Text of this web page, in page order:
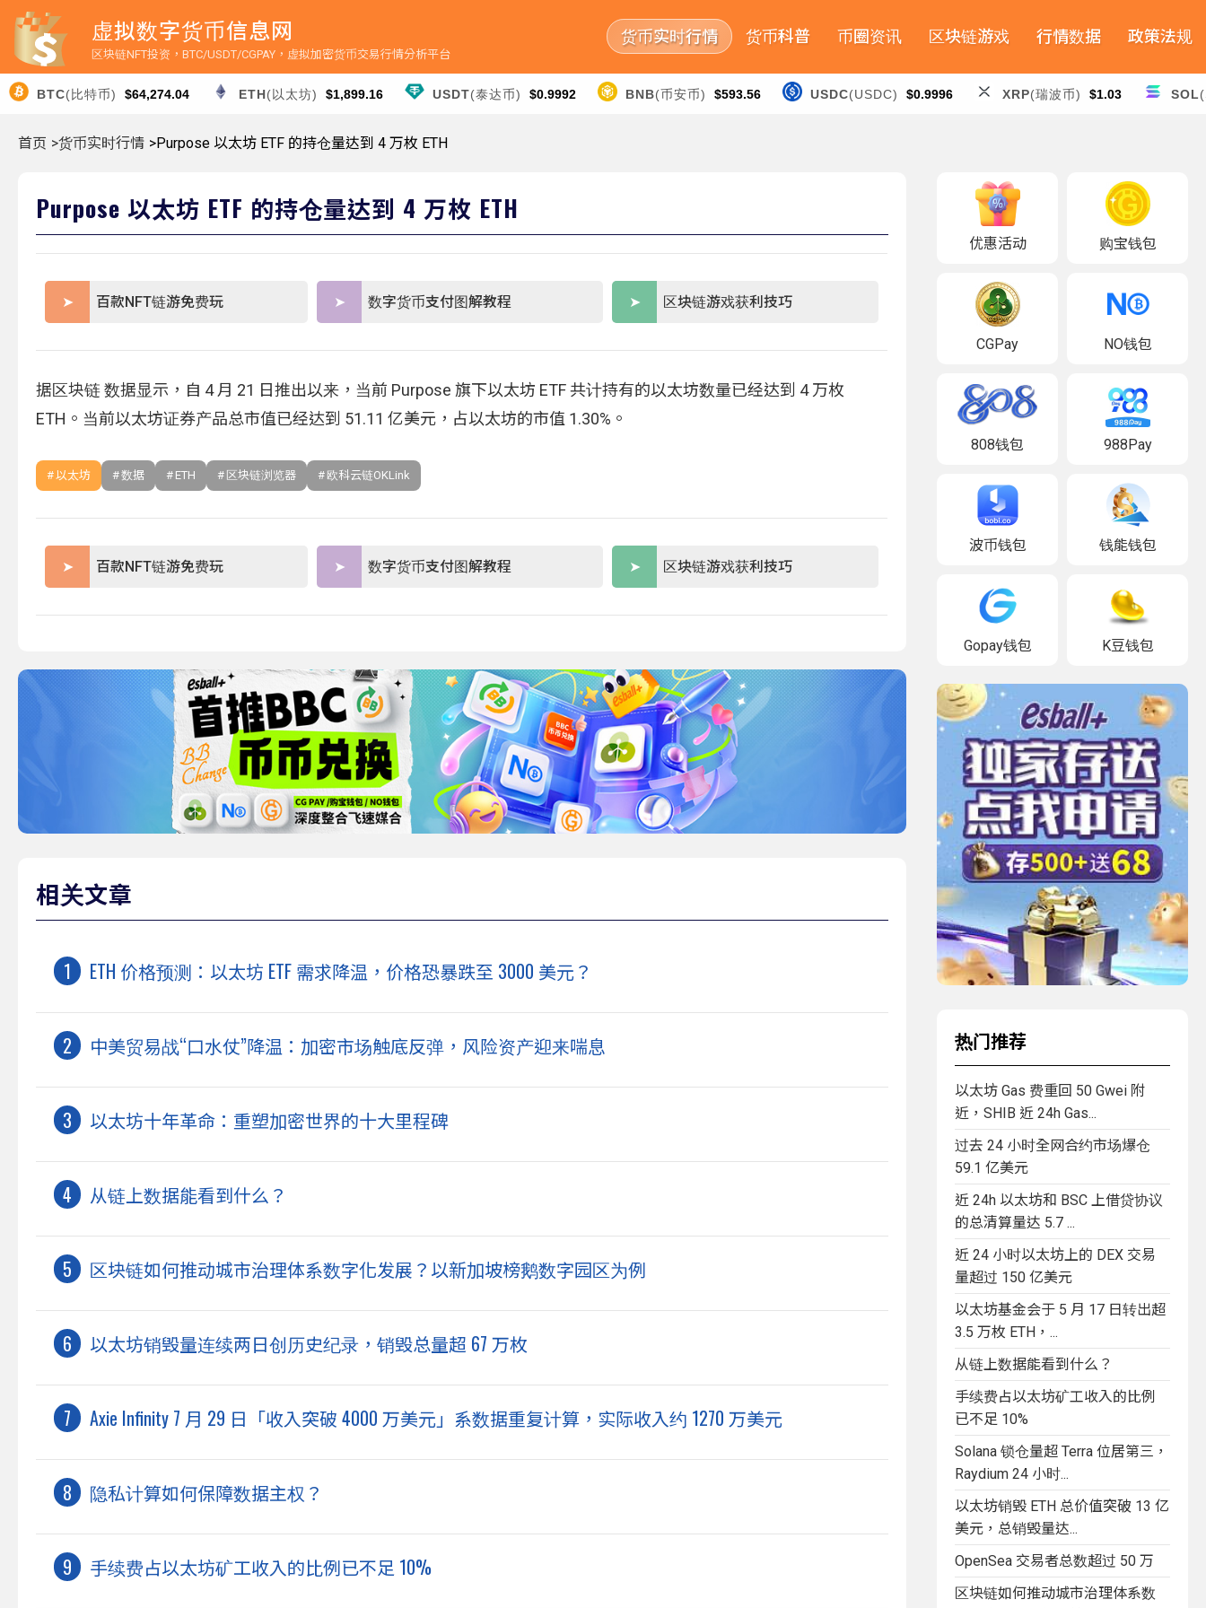
虚拟数字货币信息网
区块链NFT投资，BTC/USDT/CGPAY，虚拟加密货币交易行情分析平台
货币实时行情 货币科普 币圈资讯 区块链游戏 行情数据 政策法规
BTC(比特币) $64,274.04 ETH(以太坊) $1,899.16 USDT(泰达币) $0.9992 BNB(币安币) $593.56 USDC(USDC) $0.9996 XRP(瑞波币) $1.03 SOL
首页 >货币实时行情 >Purpose 以太坊 ETF 的持仓量达到 4 万枚 ETH
Purpose 以太坊 ETF 的持仓量达到 4 万枚 ETH
百款NFT链游免费玩 数字货币支付图解教程 区块链游戏获利技巧
据区块链 数据显示，自 4 月 21 日推出以来，当前 Purpose 旗下以太坊 ETF 共计持有的以太坊数量已经达到 4 万枚
ETH。当前以太坊证券产品总市值已经达到 51.11 亿美元，占以太坊的市值 1.30%。
以太坊 数据 ETH 区块链浏览器 欧科云链OKLink
百款NFT链游免费玩 数字货币支付图解教程 区块链游戏获利技巧
相关文章
ETH 价格预测：以太坊 ETF 需求降温，价格恐暴跌至 3000 美元？
中美贸易战“口水仗”降温：加密市场触底反弹，风险资产迎来喘息
以太坊十年革命：重塑加密世界的十大里程碑
从链上数据能看到什么？
区块链如何推动城市治理体系数字化发展？以新加坡榜鹅数字园区为例
以太坊销毁量连续两日创历史纪录，销毁总量超 67 万枚
Axie Infinity 7 月 29 日「收入突破 4000 万美元」系数据重复计算，实际收入约 1270 万美元
隐私计算如何保障数据主权？
手续费占以太坊矿工收入的比例已不足 10%
优惠活动 购宝钱包
CGPay NO钱包
808钱包 988Pay
波币钱包 钱能钱包
Gopay钱包 K豆钱包
热门推荐
以太坊 Gas 费重回 50 Gwei 附
近，SHIB 近 24h Gas...
过去 24 小时全网合约市场爆仓
59.1 亿美元
近 24h 以太坊和 BSC 上借贷协议
的总清算量达 5.7 ...
近 24 小时以太坊上的 DEX 交易
量超过 150 亿美元
以太坊基金会于 5 月 17 日转出超
3.5 万枚 ETH，...
从链上数据能看到什么？
手续费占以太坊矿工收入的比例
已不足 10%
Solana 锁仓量超 Terra 位居第三，
Raydium 24 小时...
以太坊销毁 ETH 总价值突破 13 亿
美元，总销毁量达...
OpenSea 交易者总数超过 50 万
区块链如何推动城市治理体系数